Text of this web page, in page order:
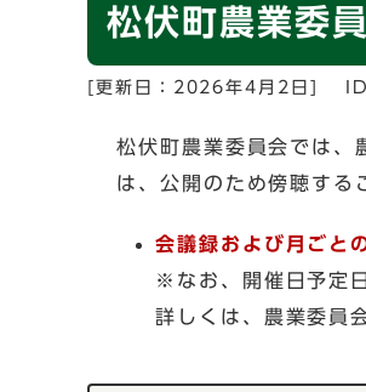
松伏町農業委
[更新日： 2026年4月2日
松伏町農業委員会では、
は、公開のため傍聴する
会議録および月ごと
※なお、開催日予定
詳しくは、農業委員